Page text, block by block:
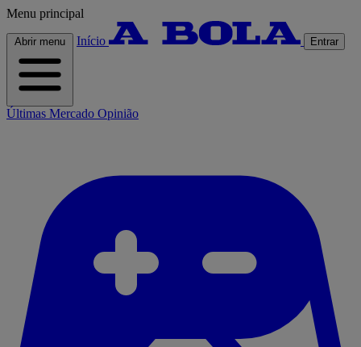
Menu principal
Abrir menu Início Entrar
Últimas Mercado Opinião